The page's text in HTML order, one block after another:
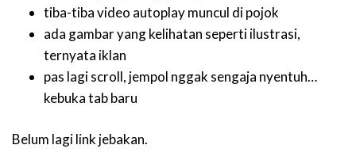
tiba-tiba video autoplay muncul di pojok
ada gambar yang kelihatan seperti ilustrasi,
ternyata iklan
pas lagi scroll, jempol nggak sengaja nyentuh…
kebuka tab baru
Belum lagi link jebakan.